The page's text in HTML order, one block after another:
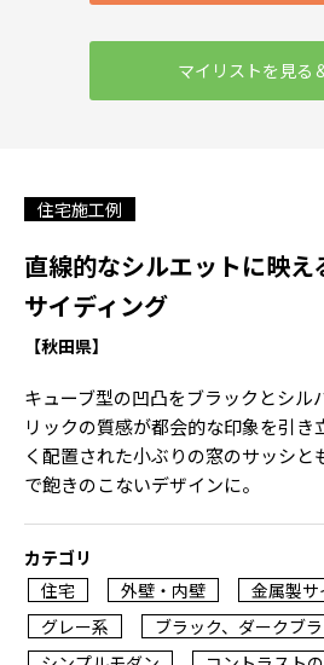
マイリストを見る
住宅施工例
直線的なシルエットに映え
サイディング
【秋田県】
キューブ型の凹凸をブラックとシル
リックの質感が都会的な印象を引き
く配置された小ぶりの窓のサッシと
で飽きのこないデザインに。
カテゴリ
住宅
外壁・内壁
金属製サ
グレー系
ブラック、ダークブ